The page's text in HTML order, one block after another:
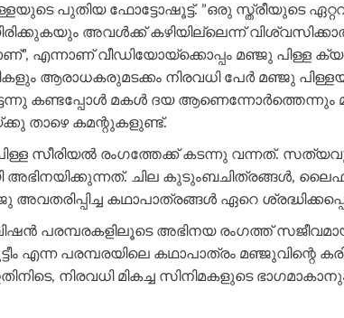
പുതിയ ഫോട്ടോഷൂട്ട്. ”ഒരു സ്ത്രീയുടെ
അവൾക്ക് കഴിയില്ലെന്ന്
എന്നാണ് വീഡിയോയ്ക്കൊപ്പം മഞ്ജു പിള്ള
ആരാധകരുമടക്കം നിരവധി പേർ മഞ്ജു
കണ്ടപ്പോൾ മകൾ ദയ ആണെന്നോർത്തെന്നും
താഴെ കമന്റുകളുണ്ട്.
സീരിയൽ രംഗത്തേക്ക് കടന്നു വന്നത്.
അഭിനയിക്കുന്നത്. ചില കുടുംബചിത്രങ്ങൾ,
കഥാപാത്രങ്ങൾ ഏറെ
പരമ്പരകളിലൂടെ അഭിനയ രംഗത്ത്
എന്ന പരമ്പരയിലെ കഥാപാത്രം മഞ്ജുവിന്റെ
നിരവധി മികച്ച സിനിമകളുടെ